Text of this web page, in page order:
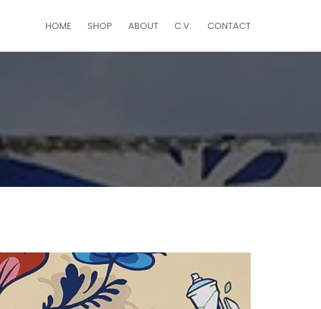
HOME SHOP ABOUT C.V. CONTACT